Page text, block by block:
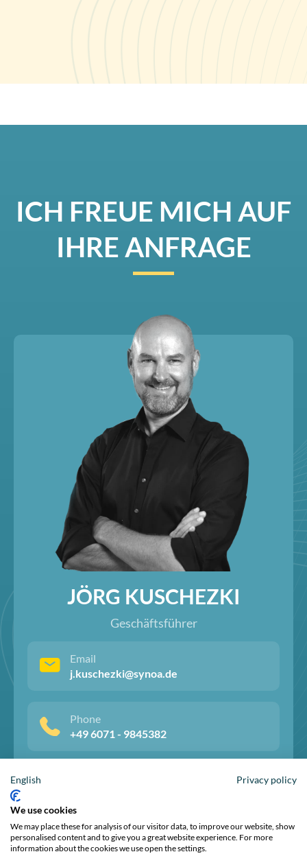
ICH FREUE MICH AUF
IHRE ANFRAGE
JÖRG KUSCHEZKI
Geschäftsführer
Email
j.kuschezki@synoa.de
Phone
+49 6071 - 9845382
English Privacy policy
We use cookies
We may place these for analysis of our visitor data, to improve our website, show
personalised content and to give you a great website experience. For more
information about the cookies we use open the settings.